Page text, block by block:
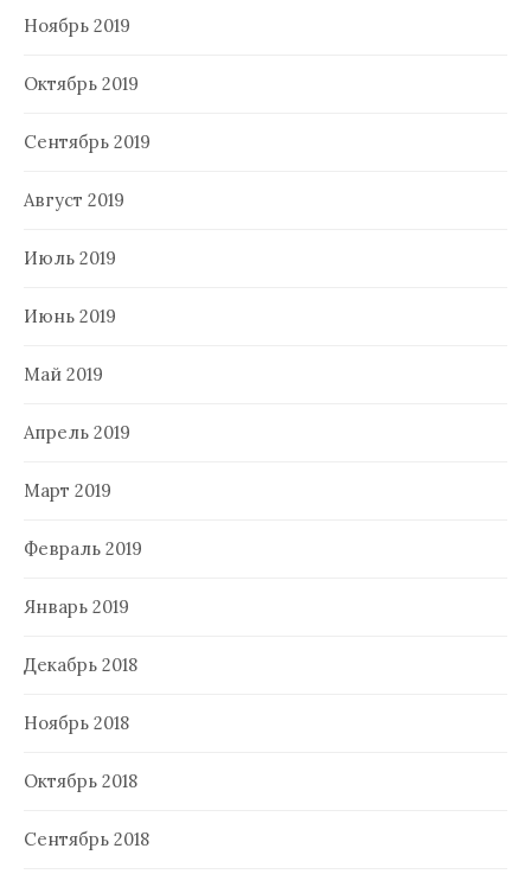
Ноябрь 2019
Октябрь 2019
Сентябрь 2019
Август 2019
Июль 2019
Июнь 2019
Май 2019
Апрель 2019
Март 2019
Февраль 2019
Январь 2019
Декабрь 2018
Ноябрь 2018
Октябрь 2018
Сентябрь 2018